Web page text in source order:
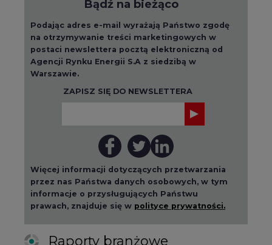
Bądź na bieżąco
Podając adres e-mail wyrażają Państwo zgodę
na otrzymywanie treści marketingowych w
postaci newslettera pocztą elektroniczną od
Agencji Rynku Energii S.A z siedzibą w
Warszawie.
ZAPISZ SIĘ DO NEWSLETTERA
Więcej informacji dotyczących przetwarzania
przez nas Państwa danych osobowych, w tym
informacje o przysługujących Państwu
prawach, znajduje się w polityce prywatności.
Raporty branżowe